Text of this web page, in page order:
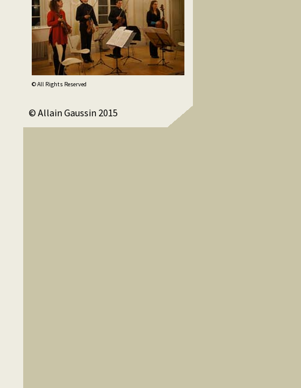
© All Rights Reserved
© Allain Gaussin 2015